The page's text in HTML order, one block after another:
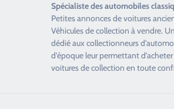
s
e
r
c
Spécialiste desautomobiles
Petites annonces devoitures
Véhicules de collection à vendre.
dédié aux collectionneurs d’
d’époque leur permettant
voitures de collection en toute